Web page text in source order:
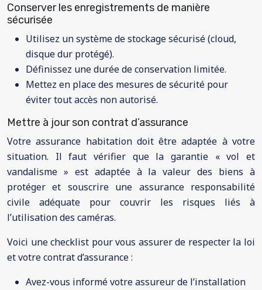
Conserver les enregistrements de manière
sécurisée
Utilisez un système de stockage sécurisé (cloud,
disque dur protégé).
Définissez une durée de conservation limitée.
Mettez en place des mesures de sécurité pour
éviter tout accès non autorisé.
Mettre à jour son contrat d’assurance
Votre assurance habitation doit être adaptée à votre
situation. Il faut vérifier que la garantie « vol et
vandalisme » est adaptée à la valeur des biens à
protéger et souscrire une assurance responsabilité
civile adéquate pour couvrir les risques liés à
l’utilisation des caméras.
Voici une checklist pour vous assurer de respecter la loi
et votre contrat d’assurance :
Avez-vous informé votre assureur de l’installation